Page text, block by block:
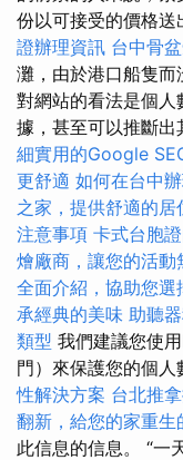
份以可接受的價格送
證辦理資訊 台中骨
灘，由於港口船隻
對網站的看法是個
據，甚至可以推斷出
細實用的Google
更舒適 如何在台中
之家，提供舒適的
注意事項 卡式台胞
燴廠商，讓您的活動
全面介紹，協助您選
承經典的美味 助聽
類型 我們建議您使
門）來保護您的個人
性解決方案 台北推
翻新，給您的家重生
此信息的信息。 “一